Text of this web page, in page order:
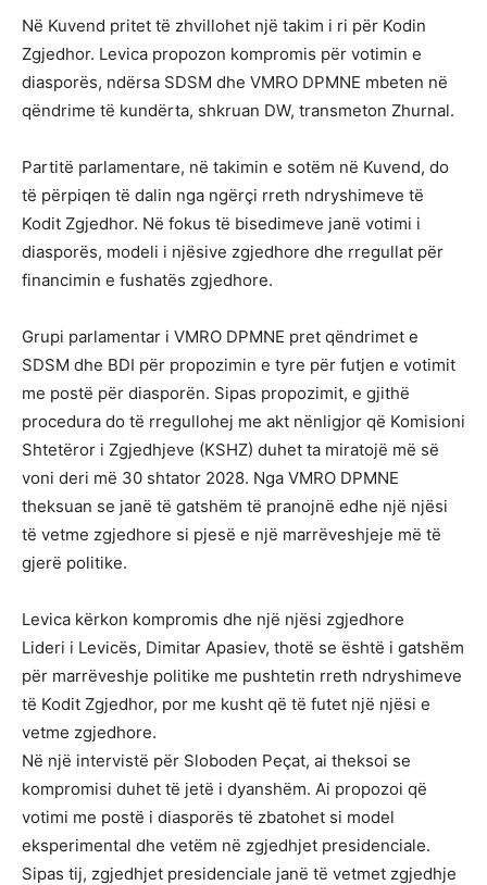
Në Kuvend pritet të zhvillohet një takim i ri për Kodin
Zgjedhor. Levica propozon kompromis për votimin e
diasporës, ndërsa SDSM dhe VMRO DPMNE mbeten në
qëndrime të kundërta, shkruan DW, transmeton Zhurnal.
Partitë parlamentare, në takimin e sotëm në Kuvend, do
të përpiqen të dalin nga ngërçi rreth ndryshimeve të
Kodit Zgjedhor. Në fokus të bisedimeve janë votimi i
diasporës, modeli i njësive zgjedhore dhe rregullat për
financimin e fushatës zgjedhore.
Grupi parlamentar i VMRO DPMNE pret qëndrimet e
SDSM dhe BDI për propozimin e tyre për futjen e votimit
me postë për diasporën. Sipas propozimit, e gjithë
procedura do të rregullohej me akt nënligjor që Komisioni
Shtetëror i Zgjedhjeve (KSHZ) duhet ta miratojë më së
voni deri më 30 shtator 2028. Nga VMRO DPMNE
theksuan se janë të gatshëm të pranojnë edhe një njësi
të vetme zgjedhore si pjesë e një marrëveshjeje më të
gjerë politike.
Levica kërkon kompromis dhe një njësi zgjedhore
Lideri i Levicës, Dimitar Apasiev, thotë se është i gatshëm
për marrëveshje politike me pushtetin rreth ndryshimeve
të Kodit Zgjedhor, por me kusht që të futet një njësi e
vetme zgjedhore.
Në një intervistë për Sloboden Peçat, ai theksoi se
kompromisi duhet të jetë i dyanshëm. Ai propozoi që
votimi me postë i diasporës të zbatohet si model
eksperimental dhe vetëm në zgjedhjet presidenciale.
Sipas tij, zgjedhjet presidenciale janë të vetmet zgjedhje